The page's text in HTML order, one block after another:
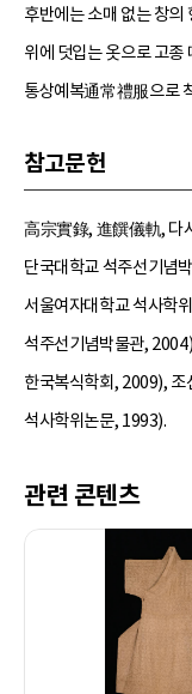
후반에는 소매 없는 창의
위에 덧입는 옷으로 고종
통상예복通常禮服으로
참고문헌
高宗實錄, 進饌儀軌, 다
단국대학교 석주선기념
서울여자대학교 석사학
석주선기념박물관,
한국복식학회, 2009), 조
석사학위논문, 1993).
관련 콘텐츠